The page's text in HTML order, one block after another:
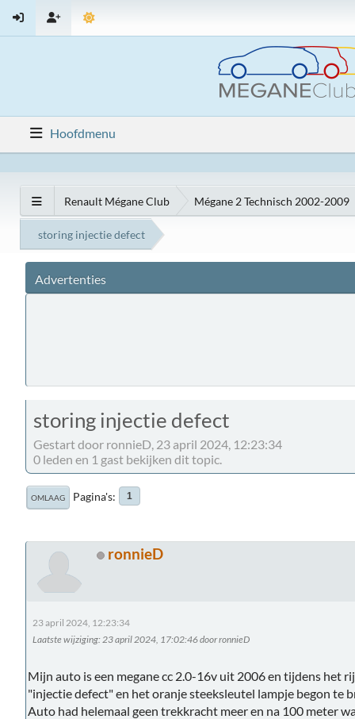
Hoofdmenu
Renault Mégane Club Mégane 2 Technisch 2002-2009
storing injectie defect
Advertenties
storing injectie defect
Gestart door ronnieD, 23 april 2024, 12:23:34
0 leden en 1 gast bekijken dit topic.
OMLAAG Pagina's 1
ronnieD
23 april 2024, 12:23:34
Laatste wijziging: 23 april 2024, 17:02:46 door ronnieD
Mijn auto is een megane cc 2.0-16v uit 2006 en tijdens het
"injectie defect" en het oranje steeksleutel lampje begon te
Auto had helemaal geen trekkracht meer en na 100 meter